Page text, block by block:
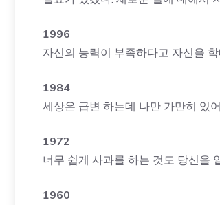
1996
자신의 능력이 부족하다고 자신을
1984
세상은 급변 하는데 나만 가만히 있
1972
너무 쉽게 사과를 하는 것도 당신을
1960